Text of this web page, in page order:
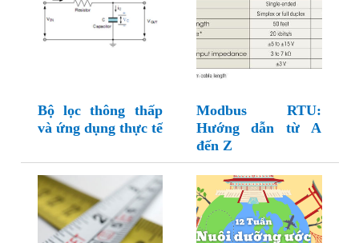
Bộ lọc thông thấp
và ứng dụng thực tế
Modbus RTU:
Hướng dẫn từ A
đến Z